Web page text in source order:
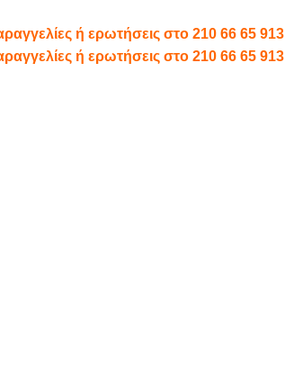
ή ερωτήσεις στο 210 66 65 913
ή ερωτήσεις στο 210 66 65 913